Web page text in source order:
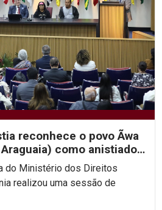
reconhece o povo Ãwa
como anistiado
do Ministério dos Direitos
realizou uma sessão de